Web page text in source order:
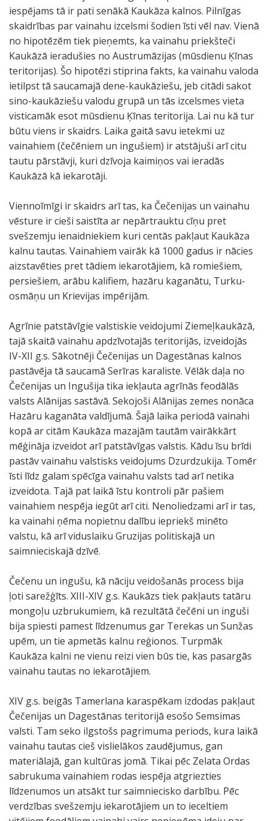
iespējams tā ir pati senākā Kaukāza kalnos. Pilnīgas
skaidrības par vainahu izcelsmi šodien īsti vēl nav. Vienā
no hipotēzēm tiek pieņemts, ka vainahu priekšteči
Kaukāzā ieradušies no Austrumāzijas (mūsdienu Ķīnas
teritorijas). Šo hipotēzi stiprina fakts, ka vainahu valoda
ietilpst tā saucamajā dene-kaukāziešu, jeb citādi sakot
sino-kaukāziešu valodu grupā un tās izcelsmes vieta
visticamāk esot mūsdienu Ķīnas teritorija. Lai nu kā tur
būtu viens ir skaidrs. Laika gaitā savu ietekmi uz
vainahiem (čečēniem un ingušiem) ir atstājuši arī citu
tautu pārstāvji, kuri dzīvoja kaimiņos vai ieradās
Kaukāzā kā iekarotāji.
Viennoīmīgi ir skaidrs arī tas, ka Čečenijas un vainahu
vēsture ir cieši saistīta ar nepārtrauktu cīņu pret
svešzemju ienaidniekiem kuri centās pakļaut Kaukāza
kalnu tautas. Vainahiem vairāk kā 1000 gadus ir nācies
aizstavēties pret tādiem iekarotājiem, kā romiešiem,
persiešiem, arābu kalifiem, hazāru kaganātu, Turku-
osmāņu un Krievijas impērijām.
Agrīnie patstāvīgie valstiskie veidojumi Ziemeļkaukāzā,
tajā skaitā vainahu apdzīvotajās teritorijās, izveidojās
IV-XII g.s. Sākotnēji Čečenijas un Dagestānas kalnos
pastāvēja tā saucamā Serīras karaliste. Vēlāk daļa no
Čečenijas un Ingušija tika iekļauta agrīnās feodālās
valsts Alānijas sastāvā. Sekojoši Alānijas zemes nonāca
Hazāru kaganāta valdījumā. Šajā laika periodā vainahi
kopā ar citām Kaukāza mazajām tautām vairākkārt
mēģināja izveidot arī patstāvīgas valstis. Kādu īsu brīdi
pastāv vainahu valstisks veidojums Dzurdzukija. Tomēr
īsti līdz galam spēcīga vainahu valsts tad arī netika
izveidota. Tajā pat laikā īstu kontroli pār pašiem
vainahiem nespēja iegūt arī citi. Nenoliedzami arī ir tas,
ka vainahi ņēma nopietnu dalību iepriekš minēto
valstu, kā arī viduslaiku Gruzijas politiskajā un
saimnieciskajā dzīvē.
Čečenu un ingušu, kā nāciju veidošanās process bija
ļoti sarežģīts. XIII-XIV g.s. Kaukāzs tiek pakļauts tatāru
mongoļu uzbrukumiem, kā rezultātā čečēni un inguši
bija spiesti pamest līdzenumus gar Terekas un Sunžas
upēm, un tie apmetās kalnu reģionos. Turpmāk
Kaukāza kalni ne vienu reizi vien būs tie, kas pasargās
vainahu tautas no iekarotājiem.
XIV g.s. beigās Tamerlana karaspēkam izdodas pakļaut
Čečenijas un Dagestānas teritorijā esošo Semsimas
valsti. Tam seko ilgstošs pagrimuma periods, kura laikā
vainahu tautas cieš vislielākos zaudējumus, gan
materiālajā, gan kultūras jomā. Tikai pēc Zelata Ordas
sabrukuma vainahiem rodas iespēja atgriezties
līdzenumos un atsākt tur saimniecisko darbību. Pēc
verdzības svešzemju iekarotājiem un to ieceltiem